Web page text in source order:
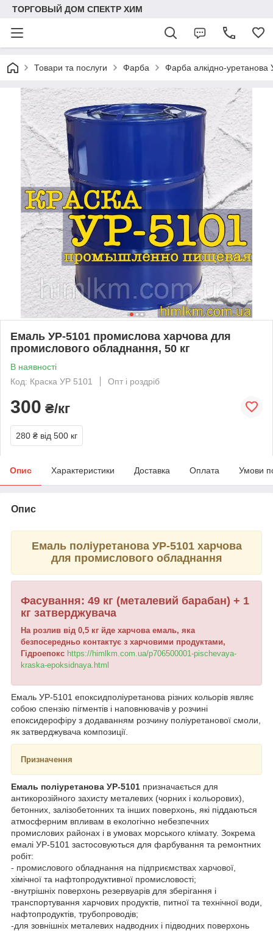
ТОРГОВЫЙ ДОМ СПЕКТР ХИМ
Товари та послуги Фарба Фарба алкідно-
Емаль УР-5101 промислова харчова для
промислового обладнання, 50 кг
В наявності
Код: Краска УР 5101
Опт і роздріб
300 ₴/кг
280 ₴ від 500 кг
Опис Характеристики Доставка Оплата Умови
Опис
Емаль поліуретанова УР-5101 харчова
для промислового обладнання
Фасування: 49 кг (металевий барабан) + 1
кг затверджувача
На розлив від 0,5 кг йде харчова емаль, яка
безпосередньо контактує з харчовими продуктами,
Гідроепокс https://himlkm.com.ua/p706500001-pischevaya-
kraska-epoksidnaya.html
Емаль УР-5101 епоксидполіуретанова різних кольорів являє
собою спензію пігментів і наповнювачів у розчині
епоксидерофіру з додаванням розчину поліуретанової смоли,
як затверджувача композиції.
Призначення
Емаль поліуретанова УР-5101 призначається для
антикорозійного захисту металевих (чорних і кольорових),
бетонних, залізобетонних та інших поверхонь, які піддаються
атмосферним впливам в екологічно небезпечних
промислових районах і в умовах морського клімату. Зокрема
емалі УР-5101 застосовуються для фарбування та ремонтних
робіт:
- промислового обладнання на підприємствах харчової,
хімічної та нафтопродуктивної промисловості;
-внутрішніх поверхонь резервуарів для зберігання і
транспортування харчових продуктів, питної та технічної води,
нафтопродуктів, трубопроводів;
-для зовнішніх металевих надводних і підводних поверхонь